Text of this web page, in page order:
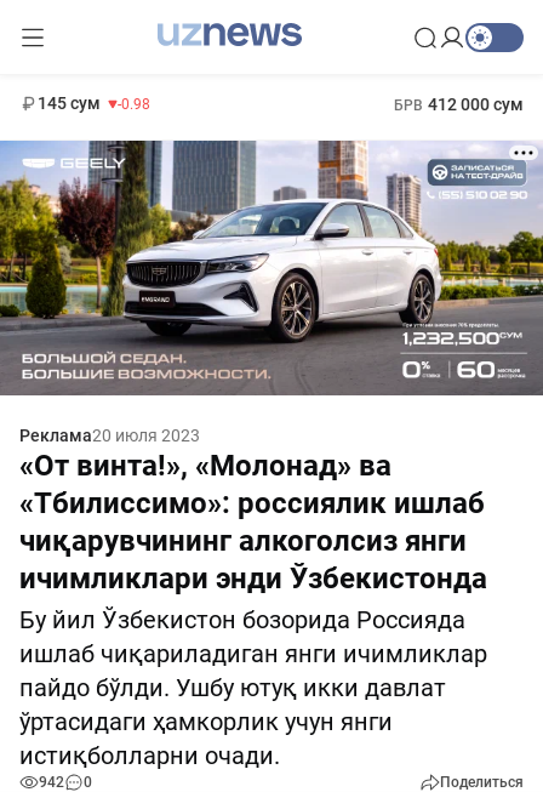
145 сум -0.98 БРВ 412 000 сум
Реклама20 июля 2023
«От винта!», «Молонад» ва
«Тбилиссимо»: россиялик ишлаб
чиқарувчининг алкоголсиз янги
ичимликлари энди Ўзбекистонда
Бу йил Ўзбекистон бозорида Россияда
ишлаб чиқариладиган янги ичимликлар
пайдо бўлди. Ушбу ютуқ икки давлат
ўртасидаги ҳамкорлик учун янги
истиқболларни очади.
942 0 Поделиться